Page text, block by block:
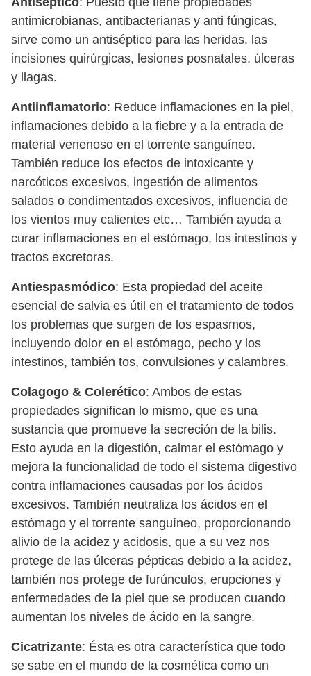
antimicrobianas, antibacterianas y anti fúngicas,
sirve como un antiséptico para las heridas, las
incisiones quirúrgicas, lesiones posnatales, úlceras
y llagas.
Antiinflamatorio: Reduce inflamaciones en la piel,
inflamaciones debido a la fiebre y a la entrada de
material venenoso en el torrente sanguíneo.
También reduce los efectos de intoxicante y
narcóticos excesivos, ingestión de alimentos
salados o condimentados excesivos, influencia de
los vientos muy calientes etc… También ayuda a
curar inflamaciones en el estómago, los intestinos y
tractos excretoras.
Antiespasmódico: Esta propiedad del aceite
esencial de salvia es útil en el tratamiento de todos
los problemas que surgen de los espasmos,
incluyendo dolor en el estómago, pecho y los
intestinos, también tos, convulsiones y calambres.
Colagogo & Colerético: Ambos de estas
propiedades significan lo mismo, que es una
sustancia que promueve la secreción de la bilis.
Esto ayuda en la digestión, calmar el estómago y
mejora la funcionalidad de todo el sistema digestivo
contra inflamaciones causadas por los ácidos
excesivos. También neutraliza los ácidos en el
estómago y el torrente sanguíneo, proporcionando
alivio de la acidez y acidosis, que a su vez nos
protege de las úlceras pépticas debido a la acidez,
también nos protege de furúnculos, erupciones y
enfermedades de la piel que se producen cuando
aumentan los niveles de ácido en la sangre.
Cicatrizante: Ésta es otra característica que todo
se sabe en el mundo de la cosmética como un